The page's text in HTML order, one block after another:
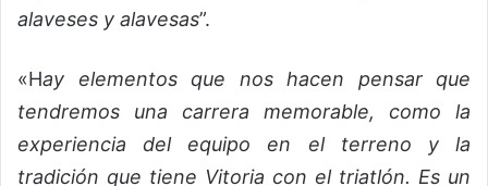
alaveses y alavesas”.
«Hay elementos que nos hacen pensar que
tendremos una carrera memorable, como la
experiencia del equipo en el terreno y la
tradición que tiene Vitoria con el triatlón. Es un